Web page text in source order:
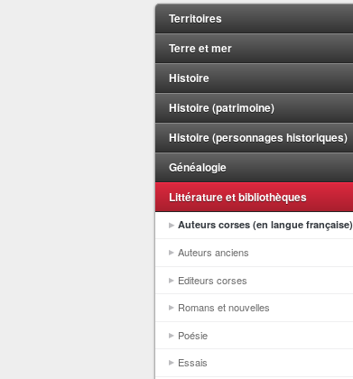
Territoires
Terre et mer
Histoire
Histoire (patrimoine)
Histoire (personnages historiques)
Généalogie
Littérature et bibliothèques
Auteurs corses (en langue française)
Auteurs anciens
Editeurs corses
Romans et nouvelles
Poésie
Essais